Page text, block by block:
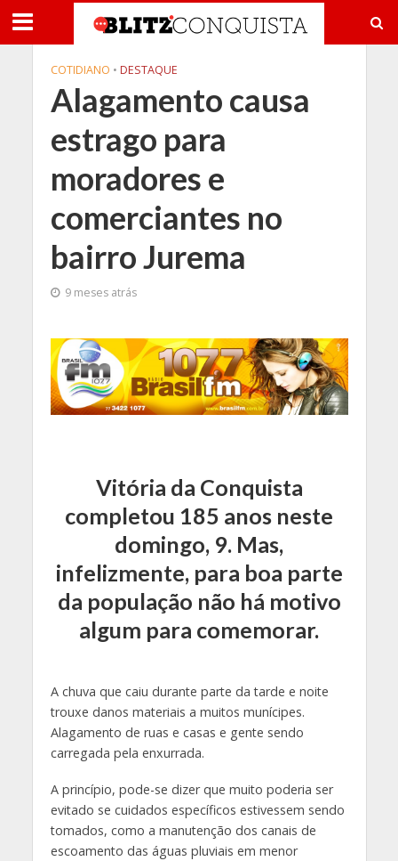
COTIDIANO • DESTAQUE
Alagamento causa
estrago para
moradores e
comerciantes no
bairro Jurema
9 meses atrás
Vitória da Conquista
completou 185 anos neste
domingo, 9. Mas,
infelizmente, para boa parte
da população não há motivo
algum para comemorar.
A chuva que caiu durante parte da tarde e noite
trouxe danos materiais a muitos munícipes.
Alagamento de ruas e casas e gente sendo
carregada pela enxurrada.
A princípio, pode-se dizer que muito poderia ser
evitado se cuidados específicos estivessem sendo
tomados, como a manutenção dos canais de
escoamento das águas pluviais em menor